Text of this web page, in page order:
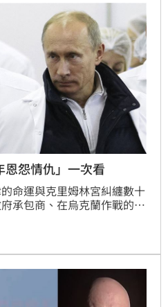
怨情仇」一次看
命運與克里姆林宮糾纏數十
承包商、在烏克蘭作戰的傭